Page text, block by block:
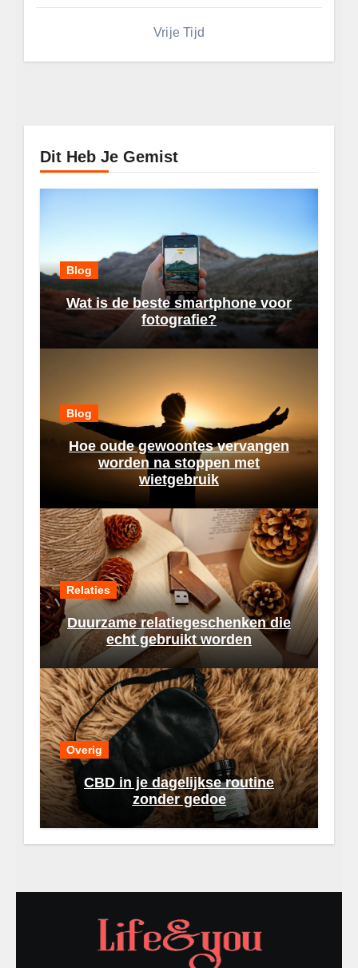
Vrije Tijd
Dit Heb Je Gemist
Blog
Wat is de beste smartphone voor
fotografie?
Blog
Hoe oude gewoontes vervangen
worden na stoppen met
wietgebruik
Relaties
Duurzame relatiegeschenken die
echt gebruikt worden
Overig
CBD in je dagelijkse routine
zonder gedoe